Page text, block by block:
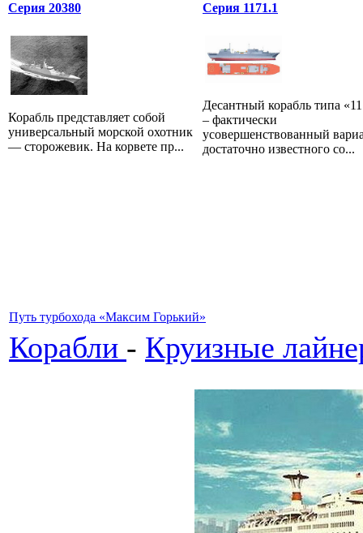
Серия 20380
Корабль представляет собой
универсальный морской охотник
— сторожевик. На корвете пр...
Серия 1171.1
Десантный корабль типа
– фактически
усовершенствованный
достаточно известного со...
Путь турбохода «Максим Горький»
Корабли - Круизные